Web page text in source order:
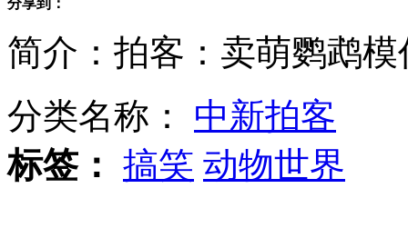
英国乔治小王子即将受洗 仪式细节打破惯例
《狐狸叫》原唱MV
简介：拍客：卖萌鹦鹉
分类名称： 中新拍客
标签： 搞笑 动物世界